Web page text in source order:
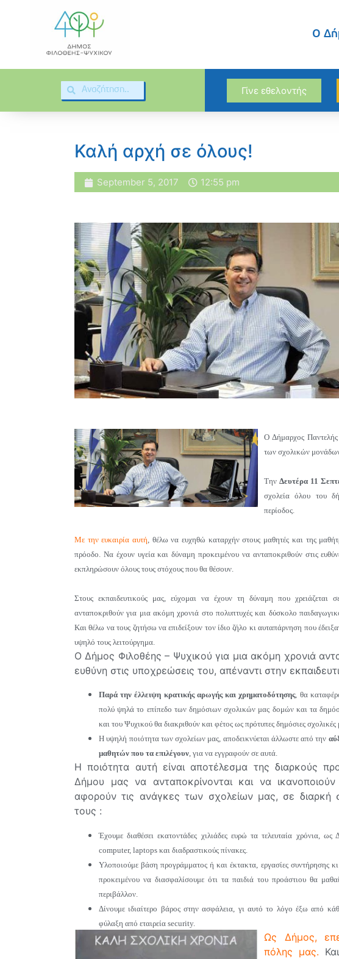
Ο
Γίνε εθελοντής
Καλή αρχή σε όλους!
September 5, 2017 12:55 pm
Ο Δήμαρχος Παντελής
των σχολικών
Την Δευτέρα 11
σχολεία όλου του
περίοδος.
Με την ευκαιρία αυτή , θέλω να ευχηθώ καταρχήν στους μαθητές και της
πρόοδο. Να έχουν υγεία και δύναμη προκειμένου να ανταποκριθούν στις
εκπληρώσουν όλους τους στόχους που θα θέσουν.
Στους εκπαιδευτικούς μας, εύχομαι να έχουν τη δύναμη που χρειάζεται
ανταποκριθούν για μια ακόμη χρονιά στο πολυπτυχές και δύσκολο
Και θέλω να τους ζητήσω να επιδείξουν τον ίδιο ζήλο κι αυταπάρνηση που
υψηλό τους λειτούργημα.
Ο Δήμος Φιλοθέης – Ψυχικού για μια ακόμη χρονιά
ευθύνη στις υποχρεώσεις του, απέναντι στην
Παρά την έλλειψη κρατικής αρωγής και χρηματοδότησης, θα
πολύ ψηλά το επίπεδο των δημόσιων σχολικών μας δομών και τα
και του Ψυχικού θα διακριθούν και φέτος ως πρότυπες δημόσιες σχολικές
Η υψηλή ποιότητα των σχολείων μας, αποδεικνύεται άλλωστε από την
μαθητών που τα επιλέγουν, για να εγγραφούν σε αυτά.
Η ποιότητα αυτή είναι αποτέλεσμα της διαρκούς
Δήμου μας να ανταποκρίνονται και να
αφορούν τις ανάγκες των σχολείων μας, σε διαρκή
τους :
Έχουμε διαθέσει εκατοντάδες χιλιάδες ευρώ τα τελευταία χρόνια,
computer, laptops και διαδραστικούς πίνακες.
Υλοποιούμε βάση προγράμματος ή και έκτακτα, εργασίες συντήρησης κι
προκειμένου να διασφαλίσουμε ότι τα παιδιά του προάστιου θα
περιβάλλον.
Δίνουμε ιδιαίτερο βάρος στην ασφάλεια, γι αυτό το λόγο έξω από
φύλαξη από εταιρεία security.
Ως Δήμος,
πόλης μας.